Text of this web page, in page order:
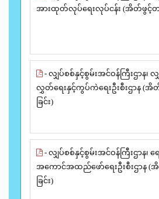
အားထုတ်လုပ်ရေးလုပ်ငန်း (အိတ်ဖွင့်တင်
- လျှပ်စစ်နှင့်စွမ်းအင်ဝန်ကြီးဌာန၊
လွှတ်ရေးနှင့်ကွပ်ကဲရေးဦးစီးဌာန (အိ
ခြင်း)
- လျှပ်စစ်နှင့်စွမ်းအင်ဝန်ကြီးဌာန၊
အကောင်အထည်ဖော်ရေးဦးစီးဌာန (
ခြင်း)